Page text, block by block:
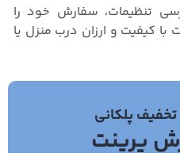
تنظیمات، سفارش خود را
با کیفیت و ارزان درب منزل یا
پلکانی
پرینت